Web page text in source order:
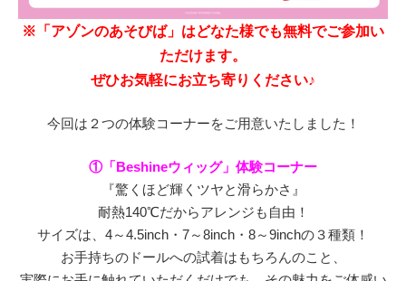
※「アゾンのあそびば」はどなた様でも無料でご参加い
ただけます。
ぜひお気軽にお立ち寄りください♪
今回は２つの体験コーナーをご用意いたしました！
①「Beshineウィッグ」体験コーナー
『驚くほど輝くツヤと滑らかさ』
耐熱140℃だからアレンジも自由！
サイズは、4～4.5inch・7～8inch・8～9inchの３種類！
お手持ちのドールへの試着はもちろんのこと、